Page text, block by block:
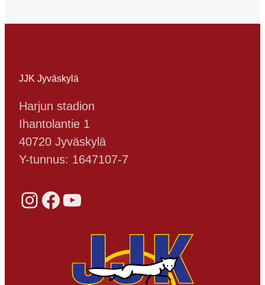
JJK Jyväskylä
Harjun stadion
Ihantolantie 1
40720 Jyväskylä
Y-tunnus: 1647107-7
Instagram Facebook YouTube